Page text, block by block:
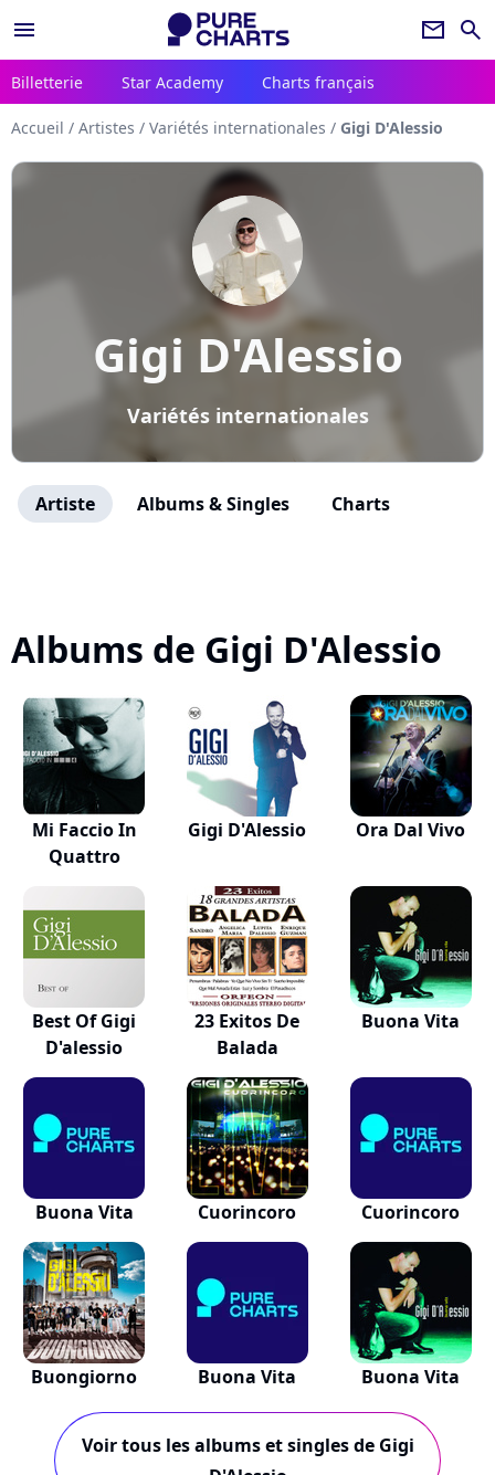
menu newsletter search
Billetterie Star Academy Charts français
Accueil / Artistes / Variétés internationales / Gigi D'Alessio
Gigi D'Alessio
Variétés internationales
Artiste Albums & Singles Charts
Albums de Gigi D'Alessio
Mi Faccio In
Quattro
Gigi D'Alessio Ora Dal Vivo
Best Of Gigi
D'alessio
23 Exitos De
Balada
Buona Vita
Buona Vita Cuorincoro Cuorincoro
Buongiorno Buona Vita Buona Vita
Voir tous les albums et singles de Gigi